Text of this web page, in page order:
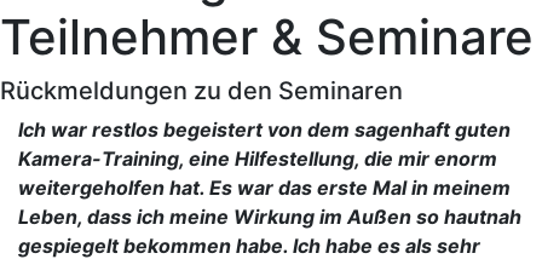
Teilnehmer & Seminare
Rückmeldungen zu den Seminaren
Ich war restlos begeistert von dem sagenhaft guten
Kamera-Training, eine Hilfestellung, die mir enorm
weitergeholfen hat. Es war das erste Mal in meinem
Leben, dass ich meine Wirkung im Außen so hautnah
gespiegelt bekommen habe. Ich habe es als sehr